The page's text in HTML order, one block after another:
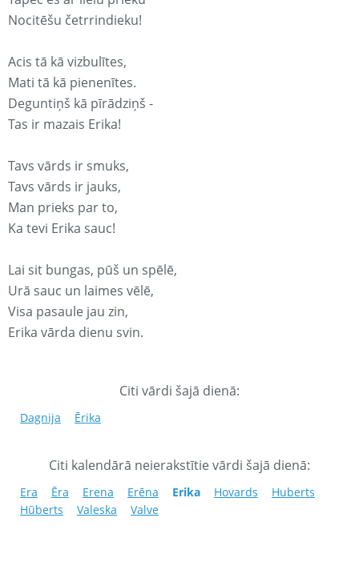
Nocitēšu četrrindieku!
Acis tā kā vizbulītes,
Mati tā kā pienenītes.
Deguntiņš kā pīrādziņš -
Tas ir mazais Erika!
Tavs vārds ir smuks,
Tavs vārds ir jauks,
Man prieks par to,
Ka tevi Erika sauc!
Lai sit bungas, pūš un spēlē,
Urā sauc un laimes vēlē,
Visa pasaule jau zin,
Erika vārda dienu svin.
Citi vārdi šajā dienā:
Dagnija Ērika
Citi kalendārā neierakstītie vārdi šajā dienā:
Era Ēra Erena Erēna Erika Hovards
Huberts
Hūberts
Valeska Valve